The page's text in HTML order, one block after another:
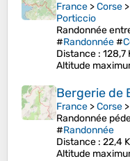
France >Corse >
Porticcio
Randonnée
#Randonnée#
Distance : 128,7
Altitude
Bergerie de
France >Corse >
Randonnée
#Randonnée
Distance : 22,4
Altitude